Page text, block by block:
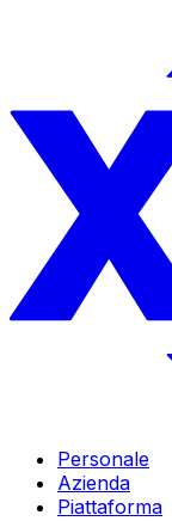
Personale
Azienda
Piattaforma